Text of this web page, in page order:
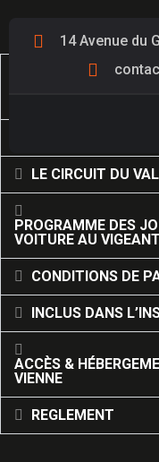
14 Avenue du
LE CONCEPT DE
LE CIRCUIT DU
PROGRAMME DES
VOITURE AU VIGEANT
CONDITIONS DE
INCLUS DANS
ACCÈS &
VIENNE
REGLEMENT